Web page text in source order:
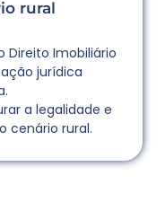
rural
Direito Imobiliário
jurídica
a legalidade e
cenário rural.